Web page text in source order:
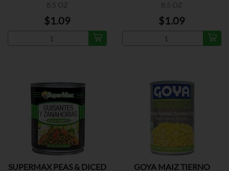
8.5 OZ
$1.09
8.5 OZ
$1.09
SUPERMAX PEAS & DICED GOYA MAIZ TIERNO